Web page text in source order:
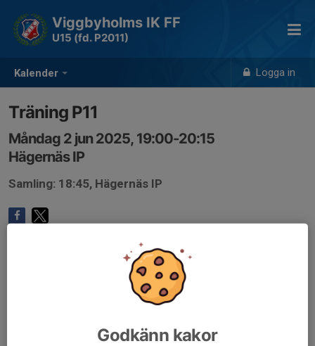
Kalender Logga in
Viggbyholms IK FF
U15 (fd. P2011)
Träning P11
Måndag 2 jun 2025, 19:00-20:15
Hägernäs IP
Samling: 18:45, Hägernäs IP
Godkänn kakor